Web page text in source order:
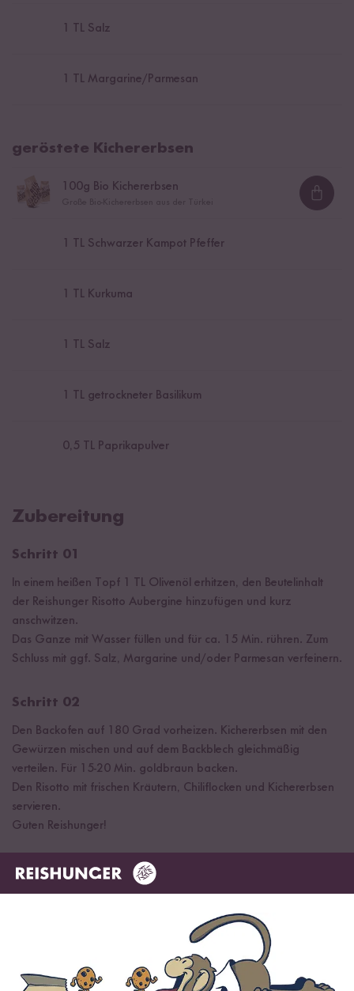
1 TL Salz
1 TL Margarine/Parmesan
geröstete Kichererbsen
100g Bio Kichererbsen
1 TL Schwarzer Kampot Pfeffer
1 TL Kurkuma
1 TL Salz
1 TL getrockneter Basilikum
0,5 TL Paprikapulver
Zubereitung
Schritt 01
In einem heißen Topf 1 TL Olivenöl erhitzen, den Beutelinhalt
der Reishunger Risotto Aubergine hinzufügen und kurz
anschwitzen.
Das Ganze mit Wasser füllen und für ca. 15 Min. rühren. Zum
Schluss mit ggf. Salz, Margarine und/oder Parmesan verfeinern.
Schritt 02
Den Backofen auf 180 Grad vorheizen. Kichererbsen mit den
Gewürzen mischen und auf dem Backblech gleichmäßig
verteilen. Für 15-20 Min. goldbraun backen.
Den Risotto mit frischen Kräutern, Chiliflocken und Kichererbsen
servieren.
Guten Reishunger!
FERTIG